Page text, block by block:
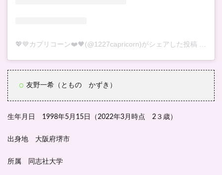
💖💙カプリコーン❤️🖤(@1227capricorn)がシェアした投稿
友野一希（ともの かずき）
生年月日 1998年5月15日（2022年3月時点 2３歳）
出身地 大阪府堺市
所属 同志社大学